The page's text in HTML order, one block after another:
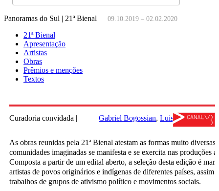
Panoramas do Sul | 21ª Bienal 09.10.2019 – 02.02.2020
21ª Bienal
Apresentação
Artistas
Obras
Prêmios e menções
Textos
Curadoria convidada | Gabriel Bogossian Luisa Duarte
As obras reunidas pela 21ª Bienal atestam as formas muito diversas
comunidades imaginadas se manifesta e se exercita nas produções
Composta a partir de um edital aberto, a seleção desta edição é
artistas de povos originários e indígenas de diferentes países, assim
trabalhos de grupos de ativismo político e movimentos sociais.